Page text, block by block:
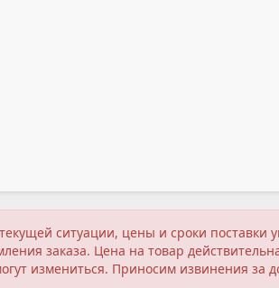
ситуации, цены и сроки
заказа. Цена на товар
измениться. Приносим извинения за